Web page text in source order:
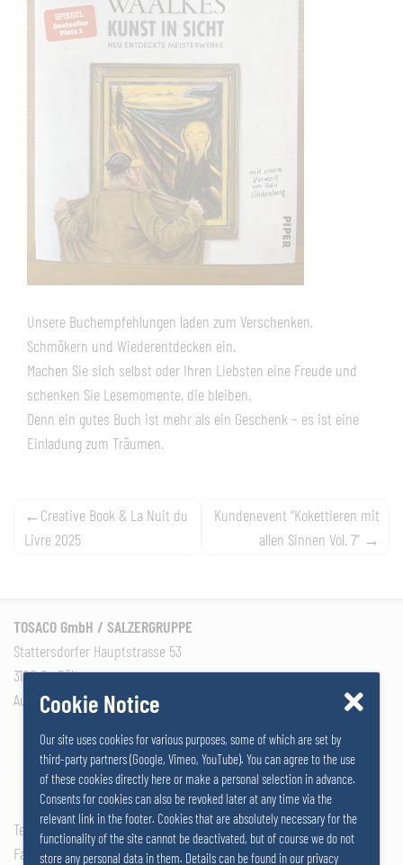
Unsere Buchempfehlungen laden zum Verschenken,
Schmökern und Wiederentdecken ein.
Machen Sie sich selbst oder Ihren Liebsten eine Freude und
schenken Sie Lesemomente, die bleiben.
Denn ein gutes Buch ist mehr als ein Geschenk – es ist eine
Einladung zum Träumen.
Post
navigation
Creative Book & La Nuit du
Livre 2025
Kundenevent “Kokettieren mit
allen Sinnen Vol. 7”
TOSACO GmbH / SALZERGRUPPE
Stattersdorfer Hauptstrasse 53
3100 St. Pölten
Austria
Tel: +43 2742 290 – 0
Fax: +43 2742 290 – 169
Cookie Notice
Our site uses cookies for various purposes, some of which are set by
third-party partners (Google, Vimeo, YouTube). You can agree to the use
of these cookies directly here or make a personal selection in advance.
Consents for cookies can also be revoked later at any time via the
relevant link in the footer. Cookies that are absolutely necessary for the
functionality of the site cannot be deactivated, but of course we do not
store any personal data in them. Details can be found in our privacy